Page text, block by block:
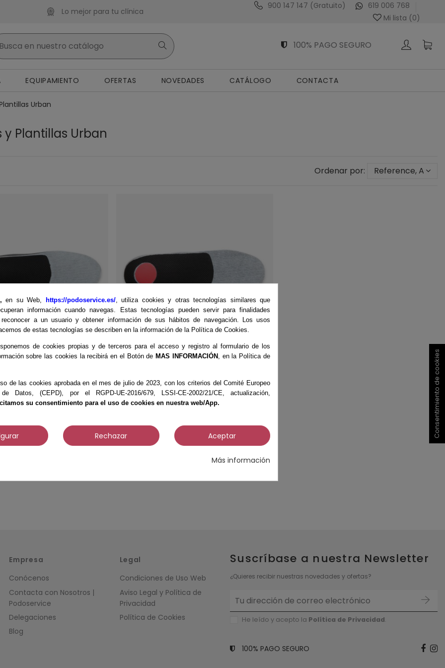
Lo mejor para tu clínica Venta Exclusiva al Profesional Sanitario
900 147 147 (Gratuito)
619 006 768
Mi lista (0)
100% PAGO SEGURO
EQUIPAMIENTO OFERTAS NOVEDADES CATÁLOGO CONTACTA
Urban
y Plantillas Urban
Ordenar por: Reference, A to Z
CLASSIC - Plana
23,95 €
Empresa
Conócenos
Contacta con Nosotros |
Podoservice
Delegaciones
Blog
Legal
Condiciones de Uso Web
Aviso Legal y Política de
Privacidad
Política de Cookies
Suscríbase a nuestra Newsletter
¿Quieres recibir nuestras novedades y ofertas?
He leído y acepto la Política de Privacidad.
100% PAGO SEGURO
en su Web, https://podoservice.es/, utiliza cookies y otras tecnologías similares que
información cuando navegas. Estas tecnologías pueden servir para finalidades
a un usuario y obtener información de sus hábitos de navegación. Los usos
de estas tecnologías se describen en la información de la Política de Cookies.
de cookies propias y de terceros para el acceso y registro al formulario de los
sobre las cookies la recibirá en el Botón de MAS INFORMACIÓN , en la Política de
de las cookies aprobada en el mes de julio de 2023, con los criterios del Comité Europeo
Datos, (CEPD), por el RGPD-UE-2016/679, LSSI-CE-2002/21/CE, actualización,
su consentimiento para el uso de cookies en nuestra web/App.
Rechazar Aceptar
Más información
Consentimiento de cookies